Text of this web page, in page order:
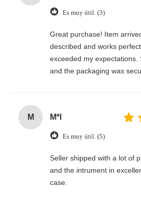
Es muy útil. (3)
Great purchase! Item
described and works
exceeded my expectations.
and the packaging was
M M*l
Es muy útil. (5)
Seller shipped with a lot of
and the intrument in
case.